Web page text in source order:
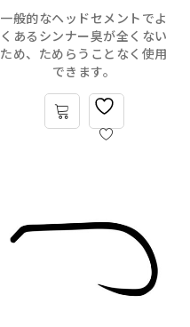
一般的なヘッドセメントでよ
くあるシンナー臭が全くない
ため、ためらうことなく使用
できます。